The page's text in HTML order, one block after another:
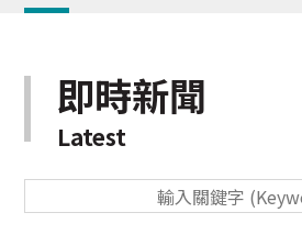
即時新聞
Latest